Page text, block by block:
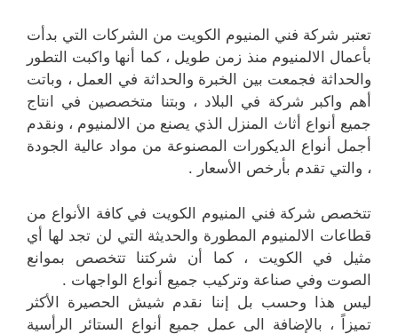
تعتبر شركة فني المنيوم الكويت من الشركات التي بدأت
بأعمال الالمنيوم منذ زمن طويل ، كما أنها واكبت التطور
والحداثة فجمعت بين الخبرة والحداثة في العمل ، وباتت
أهم واكبر شركة في البلاد ، وبتنا متخصصين في انتاج
جميع أنواع أثاث المنزل الذي يصنع من الالمنيوم ، ونقدم
أجمل أنواع الديكورات المصنوعة من مواد عالية الجودة
، والتي تقدم بأرخص الأسعار .
تتخصص شركة فني المنيوم الكويت في كافة الأنواع من
قطاعات الالمنيوم المطورة والحديثة التي لن تجد لها أي
مثيل في الكويت ، كما أن شركتنا تتخصص بموانع
الصوت وفي صناعة وتركيب جميع أنواع الواجهات .
ليس هذا وحسب بل إننا نقدم شيش الحصيرة الأكثر
تميزاً ، بالإضافة الى عمل جميع أنواع الستائر الرأسية